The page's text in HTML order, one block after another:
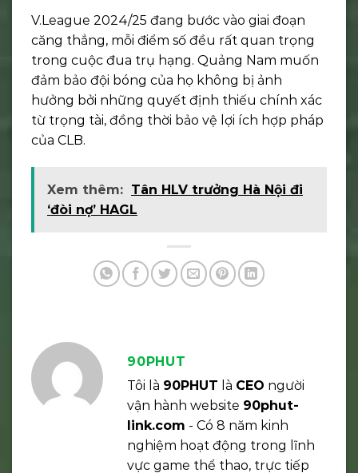
V.League 2024/25 đang bước vào giai đoạn
căng thẳng, mỗi điểm số đều rất quan trọng
trong cuộc đua trụ hạng. Quảng Nam muốn
đảm bảo đội bóng của họ không bị ảnh
hưởng bởi những quyết định thiếu chính xác
từ trọng tài, đồng thời bảo vệ lợi ích hợp pháp
của CLB.
Xem thêm: Tân HLV trưởng Hà Nội đi
‘đòi nợ’ HAGL
90PHUT
Tôi là 90PHUT là CEO người
vận hành website 90phut-
link.com - Có 8 năm kinh
nghiệm hoạt động trong lĩnh
vực game thể thao, trực tiếp